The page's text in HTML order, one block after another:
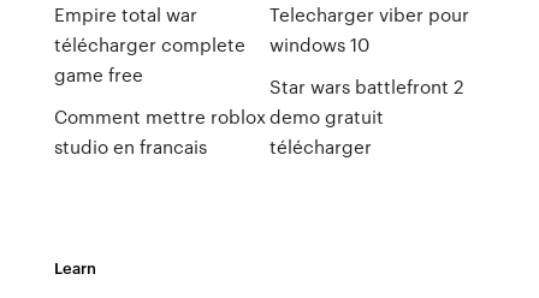
Empire total war
télécharger complete
game free
Comment mettre roblox
studio en francais
Telecharger viber pour
windows 10
Star wars battlefront 2
demo gratuit
télécharger
Learn